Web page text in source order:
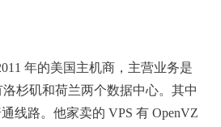
年的美国主机商，主营业务是
杉矶和荷兰两个数据中心。其中
线路。他家卖的 VPS 有 OpenVZ